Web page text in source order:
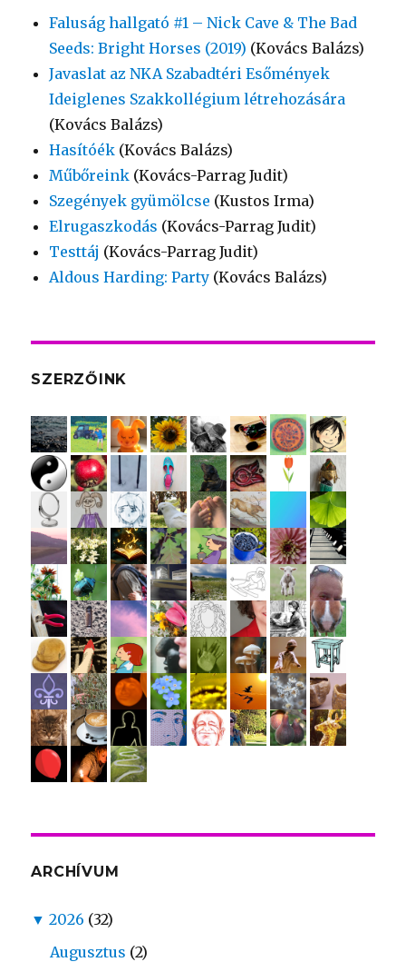
Faluság hallgató #1 – Nick Cave & The Bad
Seeds: Bright Horses (2019) (Kovács Balázs)
Javaslat az NKA Szabadtéri Esőmények
Ideiglenes Szakkollégium létrehozására
(Kovács Balázs)
Hasítóék (Kovács Balázs)
Műbőreink (Kovács-Parrag Judit)
Szegények gyümölcse (Kustos Irma)
Elrugaszkodás (Kovács-Parrag Judit)
Testtáj (Kovács-Parrag Judit)
Aldous Harding: Party (Kovács Balázs)
SZERZŐINK
ARCHÍVUM
▼ 2026 (32)
Augusztus (2)